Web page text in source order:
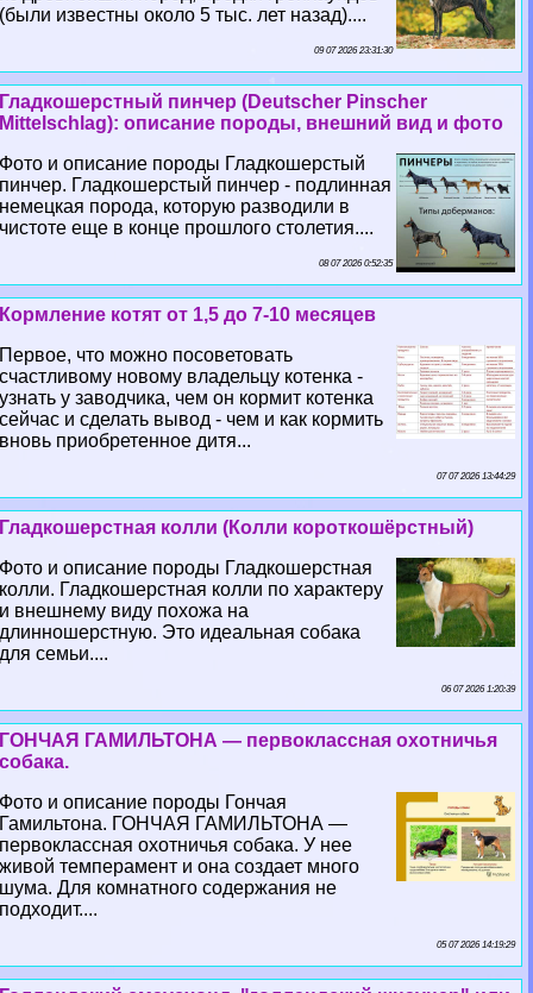
(были известны около 5 тыс. лет назад)....
09 07 2026 23:31:30
Гладкошерстный пинчер (Deutscher Pinscher
Mittelschlag): описание породы, внешний вид и фото
Фото и описание породы Гладкошерстый
пинчер. Гладкошерстый пинчер - подлинная
немецкая порода, которую разводили в
чистоте еще в конце прошлого столетия....
08 07 2026 0:52:35
Кормление котят от 1,5 до 7-10 месяцев
Первое, что можно посоветовать
счастливому новому владельцу котенка -
узнать у заводчика, чем он кормит котенка
сейчас и сделать вывод - чем и как кормить
вновь приобретенное дитя...
07 07 2026 13:44:29
Гладкошерстная колли (Колли короткошёрстный)
Фото и описание породы Гладкошерстная
колли. Гладкошерстная колли по хаpaктеру
и внешнему виду похожа на
длинношерстную. Это идеальная собака
для семьи....
06 07 2026 1:20:39
ГОНЧАЯ ГАМИЛЬТОНА — первоклассная охотничья
собака.
Фото и описание породы Гончая
Гамильтона. ГОНЧАЯ ГАМИЛЬТОНА —
первоклассная охотничья собака. У нее
живой темперамент и она создает много
шума. Для комнатного содержания не
подходит....
05 07 2026 14:19:29